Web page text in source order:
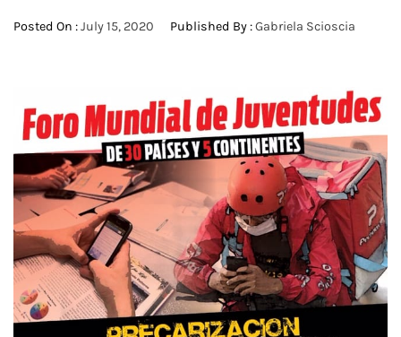
Posted On :July 15, 2020 Published By :Gabriela Scioscia